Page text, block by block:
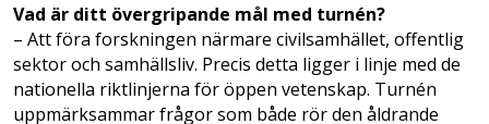
Vad är ditt övergripande mål med turnén?
– Att föra forskningen närmare civilsamhället, offentlig
sektor och samhällsliv. Precis detta ligger i linje med de
nationella riktlinjerna för öppen vetenskap. Turnén
uppmärksammar frågor som både rör den åldrande